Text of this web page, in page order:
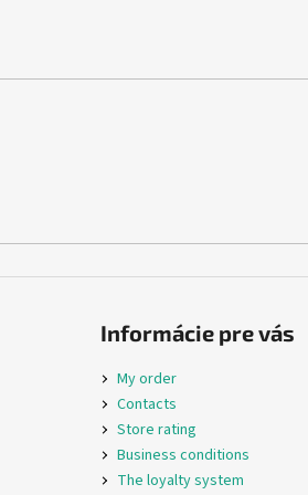
Informácie pre vás
My order
Contacts
Store rating
Business conditions
The loyalty system